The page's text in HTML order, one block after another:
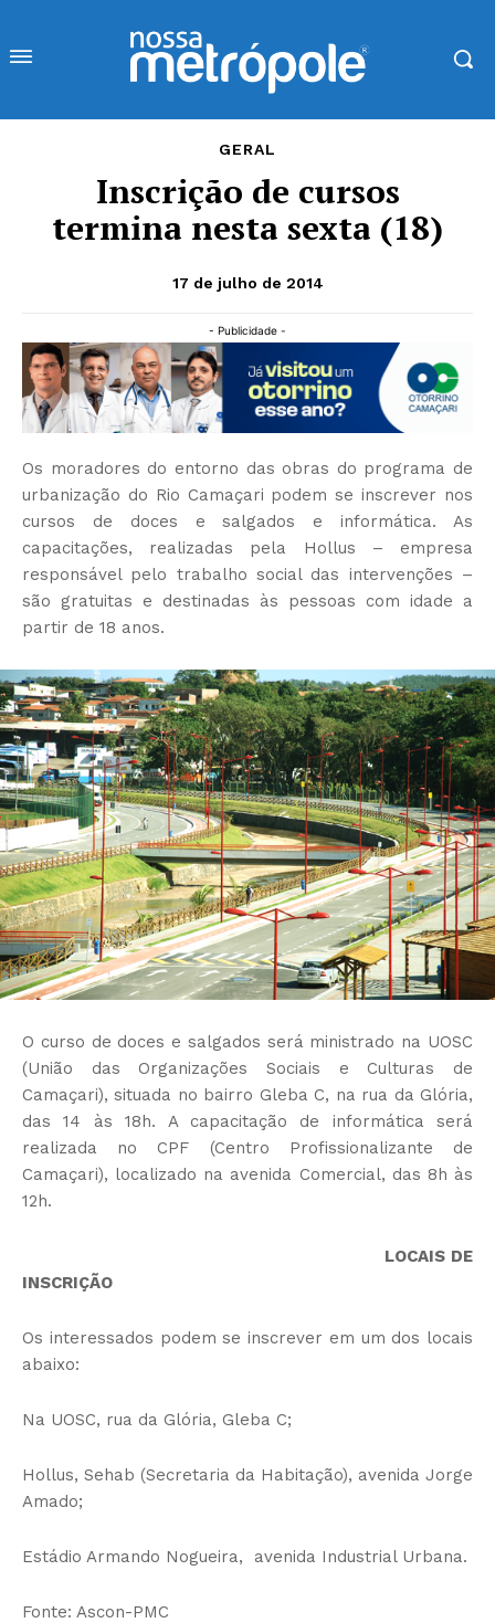
GERAL
Inscrição de cursos
termina nesta sexta (18)
17 de julho de 2014
- Publicidade -
Os moradores do entorno das obras do programa de
urbanização do Rio Camaçari podem se inscrever nos
cursos de doces e salgados e informática. As
capacitações, realizadas pela Hollus – empresa
responsável pelo trabalho social das intervenções –
são gratuitas e destinadas às pessoas com idade a
partir de 18 anos.
O curso de doces e salgados será ministrado na UOSC
(União das Organizações Sociais e Culturas de
Camaçari), situada no bairro Gleba C, na rua da Glória,
das 14 às 18h. A capacitação de informática será
realizada no CPF (Centro Profissionalizante de
Camaçari), localizado na avenida Comercial, das 8h às
12h.
LOCAIS DE
INSCRIÇÃO
Os interessados podem se inscrever em um dos locais
abaixo:
Na UOSC, rua da Glória, Gleba C;
Hollus, Sehab (Secretaria da Habitação), avenida Jorge
Amado;
Estádio Armando Nogueira, avenida Industrial Urbana.
Fonte: Ascon-PMC